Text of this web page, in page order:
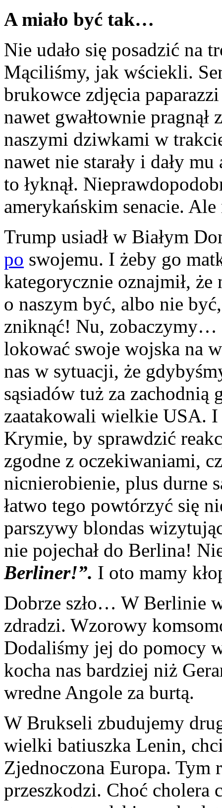
A miało być tak…
Nie udało się posadzić na
Mąciliśmy, jak wściekli.
brukowce zdjęcia
nawet gwałtownie pragnął
naszymi dziwkami w
nawet nie starały i dały
to łyknął.
amerykańskim senacie.
Trump usiadł w Białym
po swojemu. I żeby go
kategorycznie oznajmił,
o naszym być, albo nie
zniknąć! Nu, zobaczymy…
lokować swoje wojska na
nas w sytuacji, że
sąsiadów tuż za
zaatakowali wielkie USA.
Krymie, by sprawdzić
zgodne z oczekiwaniami,
nicnierobienie, plus durne
łatwo tego powtórzyć się
parszywy blondas
nie pojechał do Berlina!
Berliner!”. I oto mamy
Dobrze szło… W Berlinie
zdradzi. Wzorowy
Dodaliśmy jej do pomocy
kocha nas bardziej niż
wredne Angole za burtą.
W Brukseli zbudujemy
wielki batiuszka Lenin,
Zjednoczona Europa. Tym
przeszkodzi. Choć cholera